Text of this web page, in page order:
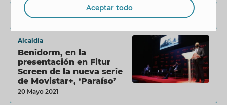
Alcaldía
Benidorm, en la
presentación en Fitur
Screen de la nueva serie
de Movistar+, ‘Paraíso’
20 Mayo 2021
Aceptar todo